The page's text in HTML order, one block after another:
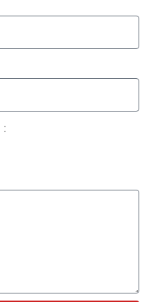
: